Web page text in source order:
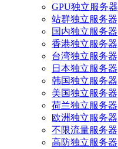
GPU独立服务器
站群独立服务器
国内独立服务器
香港独立服务器
台湾独立服务器
日本独立服务器
韩国独立服务器
美国独立服务器
荷兰独立服务器
欧洲独立服务器
不限流量服务器
高防独立服务器